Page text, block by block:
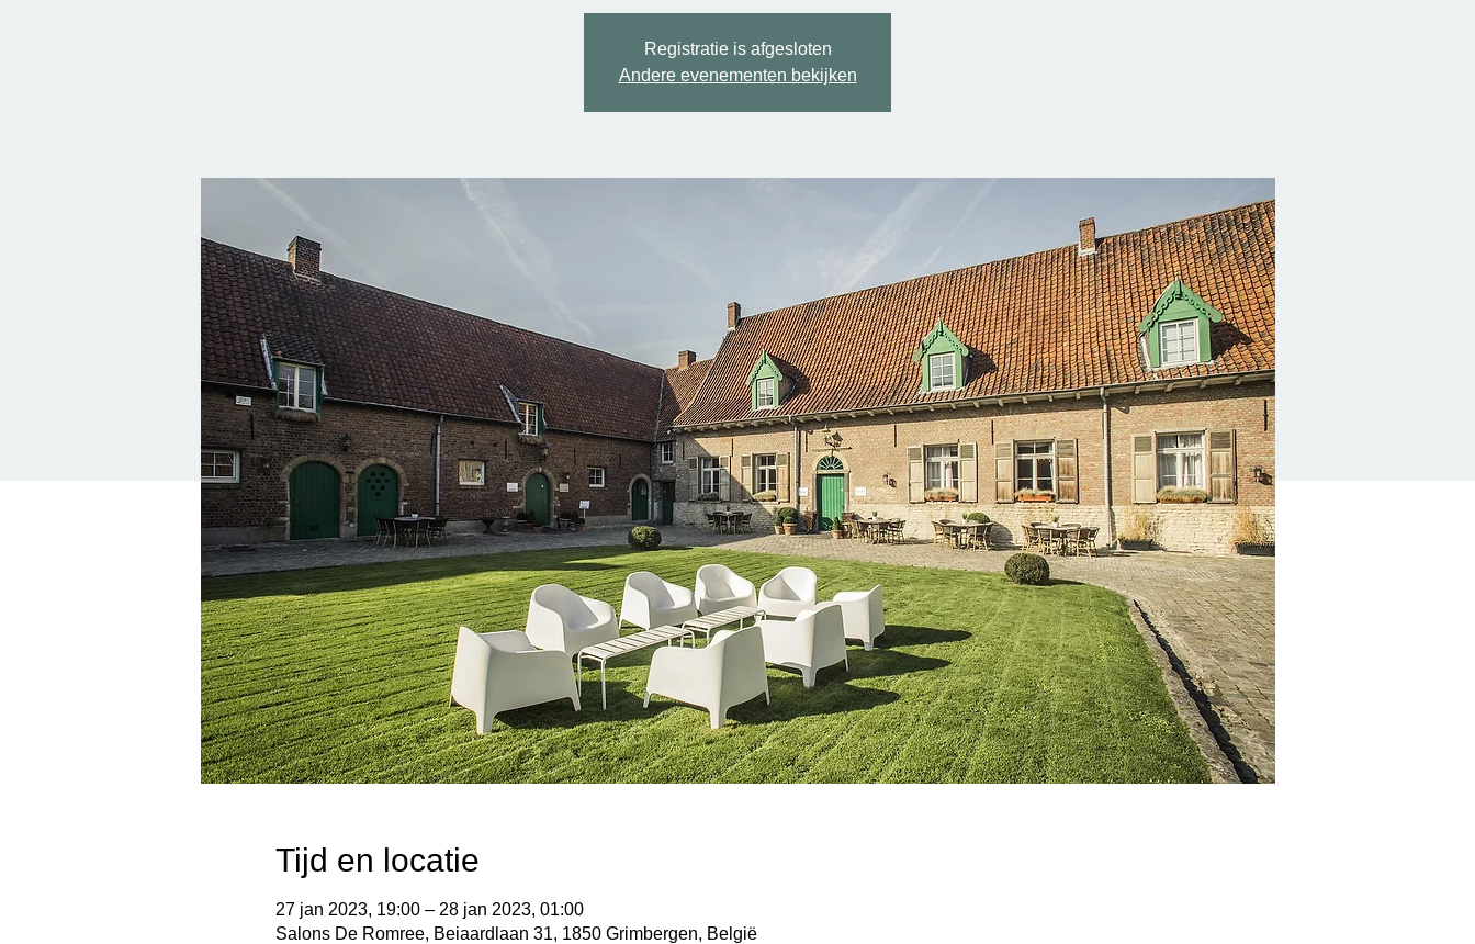
Registratie is afgesloten
Andere evenementen bekijken
Tijd en locatie
27 jan 2023, 19:00 – 28 jan 2023, 01:00
Salons De Romree, Beiaardlaan 31, 1850 Grimbergen, België